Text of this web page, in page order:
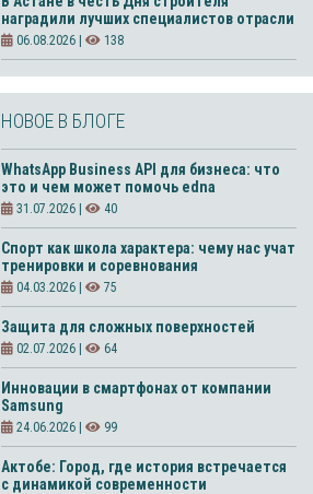
наградили лучших специалистов отрасли
06.08.2026 | 138
НОВОЕ В БЛОГЕ
WhatsApp Business API для бизнеса: что
это и чем может помочь edna
31.07.2026 | 40
Спорт как школа характера: чему нас учат
тренировки и соревнования
04.03.2026 | 75
Защита для сложных поверхностей
02.07.2026 | 64
Инновации в смартфонах от компании
Samsung
24.06.2026 | 99
Актобе: Город, где история встречается
с динамикой современности